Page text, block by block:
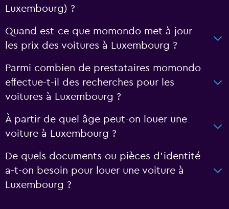
Luxembourg) ?
Quand est-ce que momondo met à jour
les prix des voitures à Luxembourg ?
Parmi combien de prestataires momondo
effectue-t-il des recherches pour les
voitures à Luxembourg ?
À partir de quel âge peut-on louer une
voiture à Luxembourg ?
De quels documents ou pièces d'identité
a-t-on besoin pour louer une voiture à
Luxembourg ?